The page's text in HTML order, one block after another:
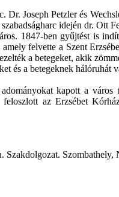
Joseph Petzler és
idején dr. Ott
1847-ben gyűjtést is
felvette a Szent
a betegeket, akik
és a betegeknek
kapott a
az Erzsébet
Szakdolgozat.